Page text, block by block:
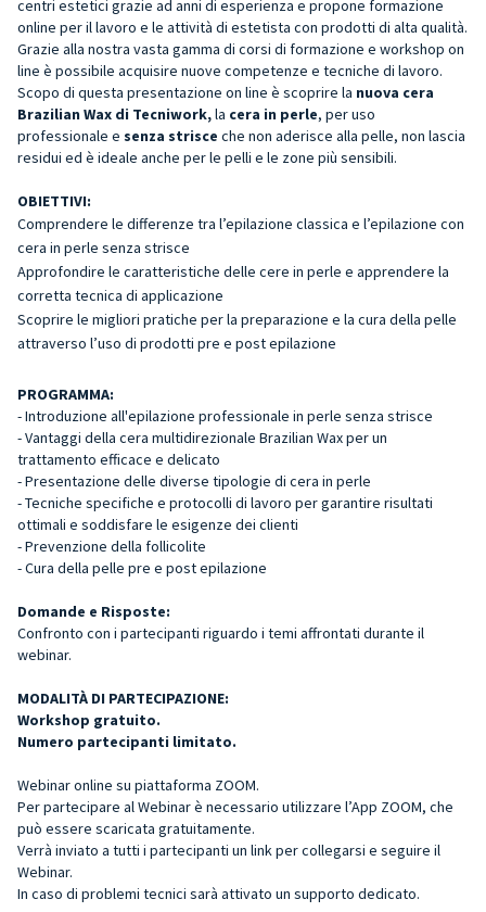
centri estetici grazie ad anni di esperienza e propone formazione
online per il lavoro e le attività di estetista con prodotti di alta qualità.
Grazie alla nostra vasta gamma di corsi di formazione e workshop on
line è possibile acquisire nuove competenze e tecniche di lavoro.
Scopo di questa presentazione on line è scoprire la nuova cera
Brazilian Wax di Tecniwork,la cera in perle, per uso
professionale e senza strisce che non aderisce alla pelle, non lascia
residui ed è ideale anche per le pelli e le zone più sensibili.
OBIETTIVI:
Comprendere le differenze tra l’epilazione classica e l’epilazione con
cera in perle senza strisce
Approfondire le caratteristiche delle cere in perle e apprendere la
corretta tecnica di applicazione
Scoprire le migliori pratiche per la preparazione e la cura della pelle
attraverso l’uso di prodotti pre e post epilazione
PROGRAMMA:
- Introduzione all'epilazione professionale in perle senza strisce
- Vantaggi della cera multidirezionale Brazilian Wax per un
trattamento efficace e delicato
- Presentazione delle diverse tipologie di cera in perle
- Tecniche specifiche e protocolli di lavoro per garantire risultati
ottimali e soddisfare le esigenze dei clienti
- Prevenzione della follicolite
- Cura della pelle pre e post epilazione
Domande e Risposte:
Confronto con i partecipanti riguardo i temi affrontati durante il
webinar.
MODALITÀ DI PARTECIPAZIONE:
Workshop gratuito.
Numero partecipanti limitato.
Webinar online su piattaforma ZOOM.
Per partecipare al Webinar è necessario utilizzare l’App ZOOM, che
può essere scaricata gratuitamente.
Verrà inviato a tutti i partecipanti un link per collegarsi e seguire il
Webinar.
In caso di problemi tecnici sarà attivato un supporto dedicato.